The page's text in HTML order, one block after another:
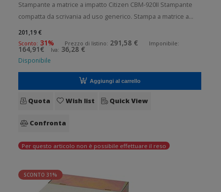
Stampante a matrice a impatto Citizen CBM-920II Stampante
compatta da scrivania ad uso generico. Stampa a matrice a
impatto. Velocit di stampa: 1 lps Risoluzione di stampa: 40
colonne Supporto di stampa: Ricevute Connettivit: Seriale RS-
232 (D
201,19 €
Sconto: 31% Prezzo di listino: 291,58 € Imponibile:
164,91€ Iva: 36,28 €
Disponibile
Aggiungi al carrello
Quota Wish list Quick View
Confronta
Per questo articolo non è possibile effettuare il reso
SCONTO 31%